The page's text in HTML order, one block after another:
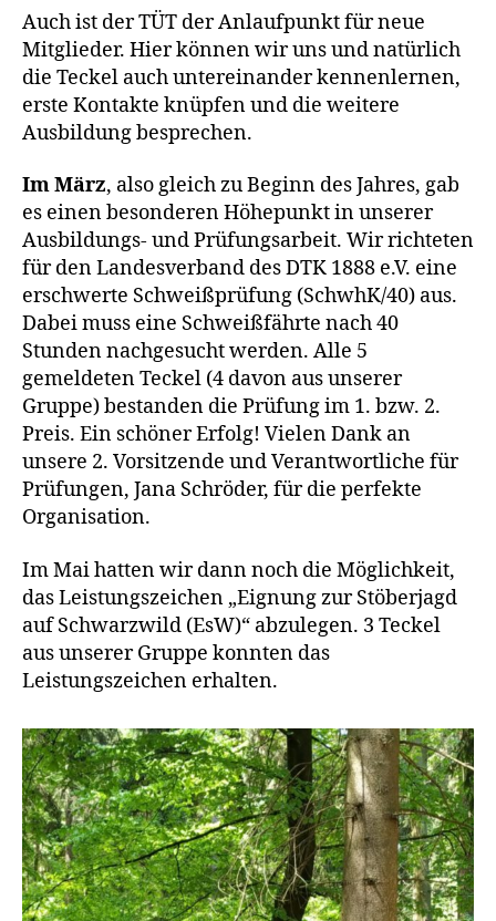
Auch ist der TÜT der Anlaufpunkt für neue
Mitglieder. Hier können wir uns und natürlich
die Teckel auch untereinander kennenlernen,
erste Kontakte knüpfen und die weitere
Ausbildung besprechen.
Im März, also gleich zu Beginn des Jahres, gab
es einen besonderen Höhepunkt in unserer
Ausbildungs- und Prüfungsarbeit. Wir richteten
für den Landesverband des DTK 1888 e.V. eine
erschwerte Schweißprüfung (SchwhK/40) aus.
Dabei muss eine Schweißfährte nach 40
Stunden nachgesucht werden. Alle 5
gemeldeten Teckel (4 davon aus unserer
Gruppe) bestanden die Prüfung im 1. bzw. 2.
Preis. Ein schöner Erfolg! Vielen Dank an
unsere 2. Vorsitzende und Verantwortliche für
Prüfungen, Jana Schröder, für die perfekte
Organisation.
Im Mai hatten wir dann noch die Möglichkeit,
das Leistungszeichen „Eignung zur Stöberjagd
auf Schwarzwild (EsW)“ abzulegen. 3 Teckel
aus unserer Gruppe konnten das
Leistungszeichen erhalten.